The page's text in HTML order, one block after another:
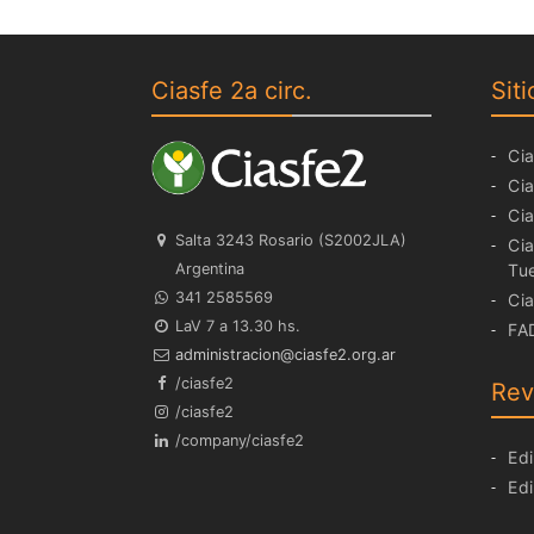
Ciasfe 2a circ.
Salta 3243 Rosario (S2002JLA)
Argentina
341 2585569
LaV 7 a 13.30 hs.
ra.gro.2efsaic@noicartsinimda
/ciasfe2
/ciasfe2
/company/ciasfe2